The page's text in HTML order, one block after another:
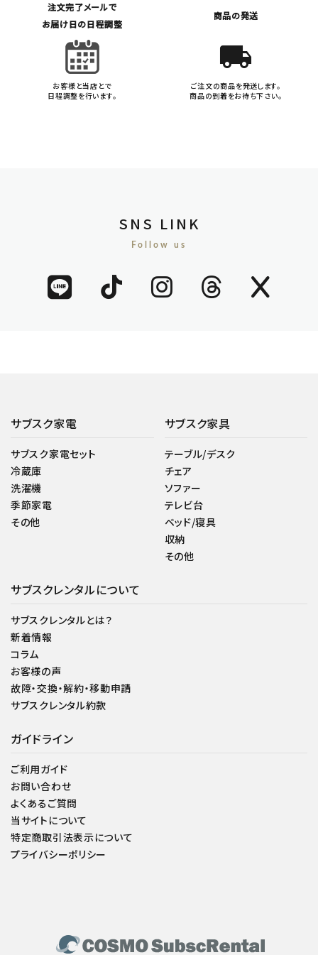
注文完了メールで
お届け日の日程調整
お客様と当店とで
日程調整を行います。
商品の発送
local_shipping
ご注文の商品を発送します。
商品の到着をお待ち下さい。
SNS LINK
Follow us
サブスク家電
サブスク家電セット
冷蔵庫
洗濯機
季節家電
その他
サブスク家具
テーブル/デスク
チェア
ソファー
テレビ台
ベッド/寝具
収納
その他
サブスクレンタルについて
サブスクレンタルとは？
新着情報
コラム
お客様の声
故障・交換・解約・移動申請
サブスクレンタル約款
ガイドライン
ご利用ガイド
お問い合わせ
よくあるご質問
当サイトについて
特定商取引法表示について
プライバシーポリシー